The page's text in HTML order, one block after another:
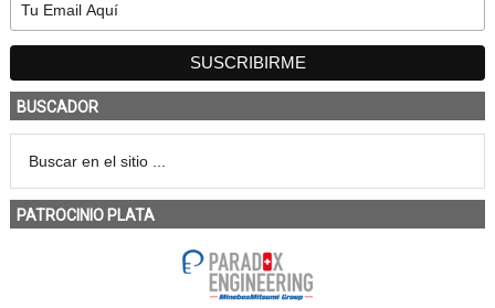
BUSCADOR
PATROCINIO PLATA